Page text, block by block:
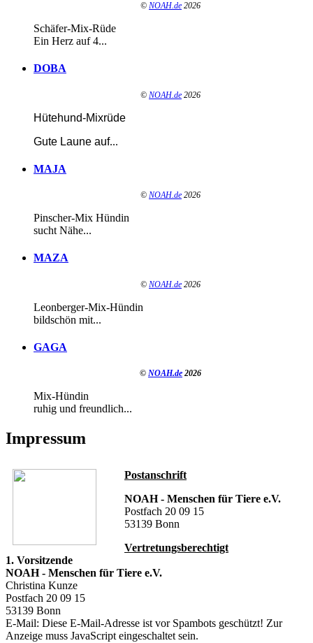
© NOAH.de 2026
Schäfer-Mix-Rüde
Ein Herz auf 4...
DOBA
© NOAH.de 2026
Hütehund-Mixrüde
Gute Laune auf...
MAJA
© NOAH.de 2026
Pinscher-Mix Hündin
sucht Nähe...
MAZA
© NOAH.de 2026
Leonberger-Mix-Hündin
bildschön mit...
GAGA
© NOAH.de 2026
Mix-Hündin
ruhig und freundlich...
Impressum
Postanschrift
NOAH - Menschen für Tiere e.V.
Postfach 20 09 15
53139 Bonn
Vertretungsberechtigt
1. Vorsitzende
NOAH - Menschen für Tiere e.V.
Christina Kunze
Postfach 20 09 15
53139 Bonn
E-Mail: Diese E-Mail-Adresse ist vor Spambots geschützt! Zur
Anzeige muss JavaScript eingeschaltet sein.